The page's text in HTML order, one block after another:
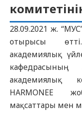
28.09.2021 ж.
отырысы
академиялық
кафедрасының
академиялық
HARMONEE
мақсаттары мен